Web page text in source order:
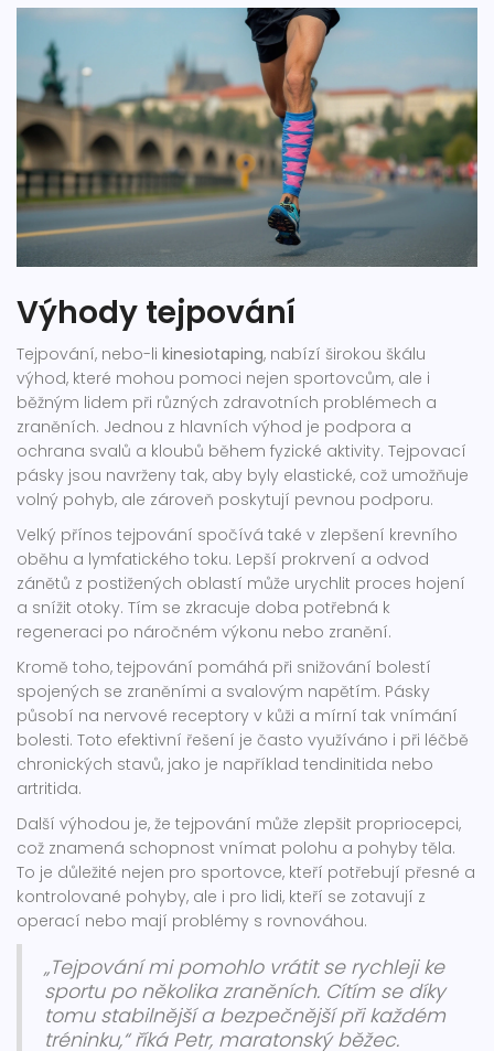
Výhody tejpování
Tejpování, nebo-li kinesiotaping, nabízí širokou škálu
výhod, které mohou pomoci nejen sportovcům, ale i
běžným lidem při různých zdravotních problémech a
zraněních. Jednou z hlavních výhod je podpora a
ochrana svalů a kloubů během fyzické aktivity. Tejpovací
pásky jsou navrženy tak, aby byly elastické, což umožňuje
volný pohyb, ale zároveň poskytují pevnou podporu.
Velký přínos tejpování spočívá také v zlepšení krevního
oběhu a lymfatického toku. Lepší prokrvení a odvod
zánětů z postižených oblastí může urychlit proces hojení
a snížit otoky. Tím se zkracuje doba potřebná k
regeneraci po náročném výkonu nebo zranění.
Kromě toho, tejpování pomáhá při snižování bolestí
spojených se zraněními a svalovým napětím. Pásky
působí na nervové receptory v kůži a mírní tak vnímání
bolesti. Toto efektivní řešení je často využíváno i při léčbě
chronických stavů, jako je například tendinitida nebo
artritida.
Další výhodou je, že tejpování může zlepšit propriocepci,
což znamená schopnost vnímat polohu a pohyby těla.
To je důležité nejen pro sportovce, kteří potřebují přesné a
kontrolované pohyby, ale i pro lidi, kteří se zotavují z
operací nebo mají problémy s rovnováhou.
„Tejpování mi pomohlo vrátit se rychleji ke
sportu po několika zraněních. Cítím se díky
tomu stabilnější a bezpečnější při každém
tréninku,“ říká Petr, maratonský běžec.